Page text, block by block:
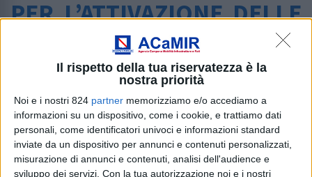
Il rispetto della tua riservatezza è la
nostra priorità
Noi e i nostri 824 partner memorizziamo e/o accediamo a
informazioni su un dispositivo, come i cookie, e trattiamo dati
personali, come identificatori univoci e informazioni standard
inviate da un dispositivo per annunci e contenuti personalizzati,
misurazione di annunci e contenuti, analisi dell'audience e
sviluppo dei servizi. Con la tua autorizzazione noi e i nostri
PER L’ATTIVAZIONE DELLE
AZIONI FINALIZZATE
ALL’ATTUAZIONE DEL
PROGRAMMA DI
“INTERVENTI DI
MOBILITA’ SOSTENIBILE